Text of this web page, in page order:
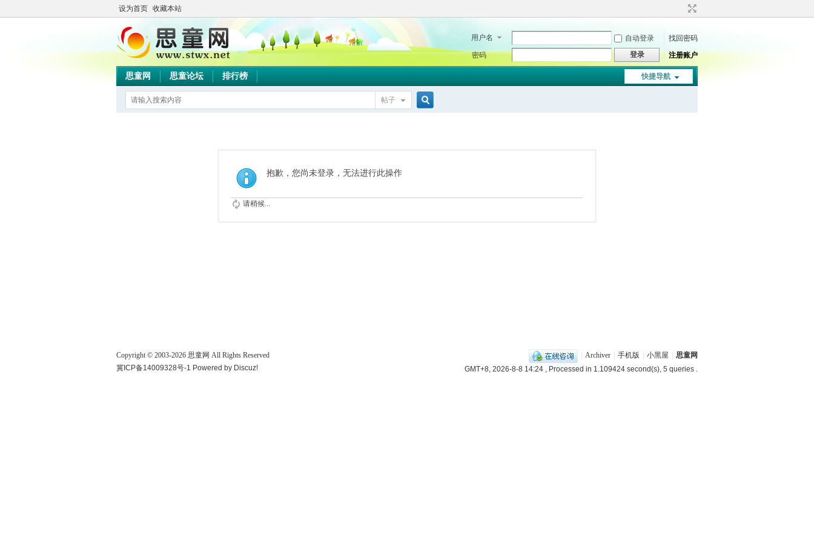
设为首页 收藏本站
用户名 自动登录
找回密码
密码
登录 注册账户
快捷导航
思童网 思童论坛 排行榜
帖子
抱歉，您尚未登录，无法进行此操作
请稍候...
Archiver 手机版 小黑屋
思童网
GMT+8, 2026-8-8 14:24 , Processed in 1.109424 second(s), 5 queries .
Copyright © 2003-2026 思童网 All Rights Reserved
冀ICP备14009328号-1 Powered by Discuz!